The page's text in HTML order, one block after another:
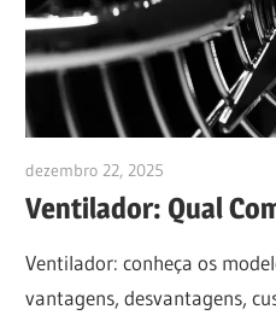
dezembro 22, 2025
Ventilador: Qual
Ventilador: conheça os
vantagens, desvantagens,